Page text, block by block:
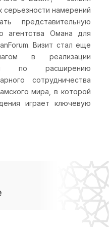
серьезности намерений
представительную
агентства Омана для
Визит стал еще
в реализации
по расширению
сотрудничества
мира, в которой
играет ключевую